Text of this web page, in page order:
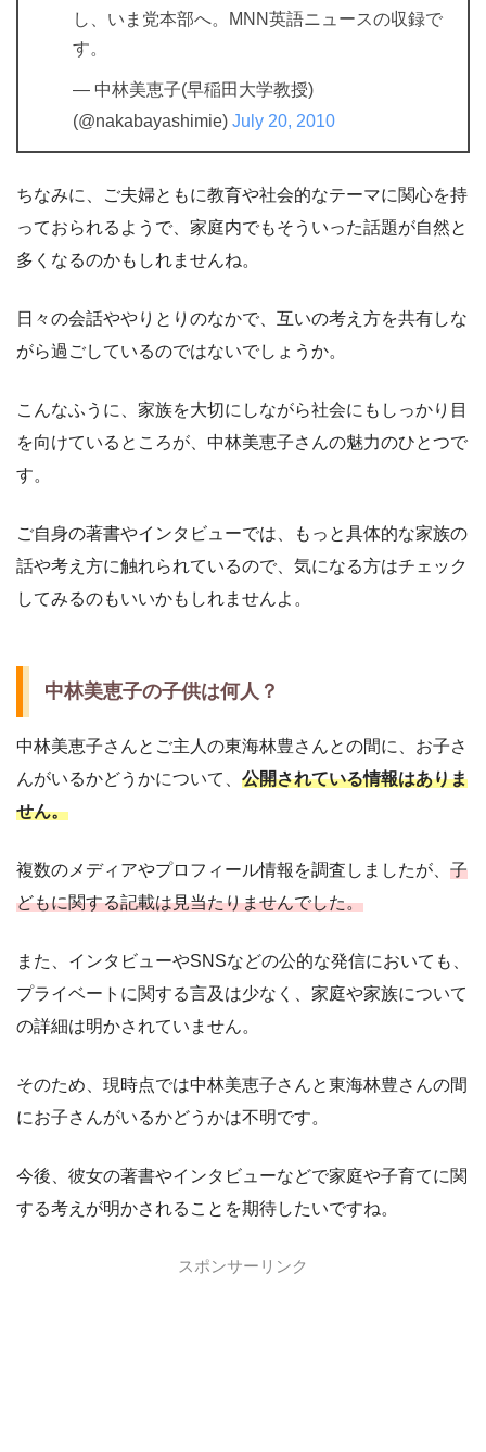
し、いま党本部へ。MNN英語ニュースの収録で
す。
— 中林美恵子(早稲田大学教授)
(@nakabayashimie) July 20, 2010
ちなみに、ご夫婦ともに教育や社会的なテーマに関心を持
っておられるようで、家庭内でもそういった話題が自然と
多くなるのかもしれませんね。
日々の会話ややりとりのなかで、互いの考え方を共有しな
がら過ごしているのではないでしょうか。
こんなふうに、家族を大切にしながら社会にもしっかり目
を向けているところが、中林美恵子さんの魅力のひとつで
す。
ご自身の著書やインタビューでは、もっと具体的な家族の
話や考え方に触れられているので、気になる方はチェック
してみるのもいいかもしれませんよ。
中林美恵子の子供は何人？
中林美恵子さんとご主人の東海林豊さんとの間に、お子さ
んがいるかどうかについて、 公開されている情報はありま
せん。
複数のメディアやプロフィール情報を調査しましたが、 子
どもに関する記載は見当たりませんでした。
また、インタビューやSNSなどの公的な発信においても、
プライベートに関する言及は少なく、家庭や家族について
の詳細は明かされていません。
そのため、現時点では中林美恵子さんと東海林豊さんの間
にお子さんがいるかどうかは不明です。
今後、彼女の著書やインタビューなどで家庭や子育てに関
する考えが明かされることを期待したいですね。
スポンサーリンク